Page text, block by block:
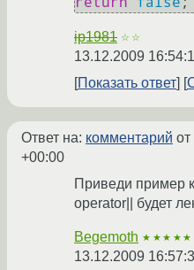
ip1981 ☆☆
13.12.2009
Показать ответ
Ответ на: комментарий
+00:00
Приведи пример
operator|| будет
Begemoth ★★★★★
13.12.2009